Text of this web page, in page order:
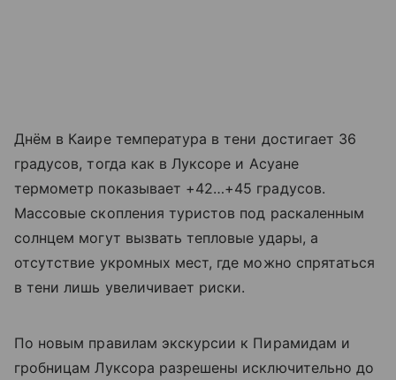
Днём в Каире температура в тени достигает 36
градусов, тогда как в Луксоре и Асуане
термометр показывает +42…+45 градусов.
Массовые скопления туристов под раскаленным
солнцем могут вызвать тепловые удары, а
отсутствие укромных мест, где можно спрятаться
в тени лишь увеличивает риски.
По новым правилам экскурсии к Пирамидам и
гробницам Луксора разрешены исключительно до